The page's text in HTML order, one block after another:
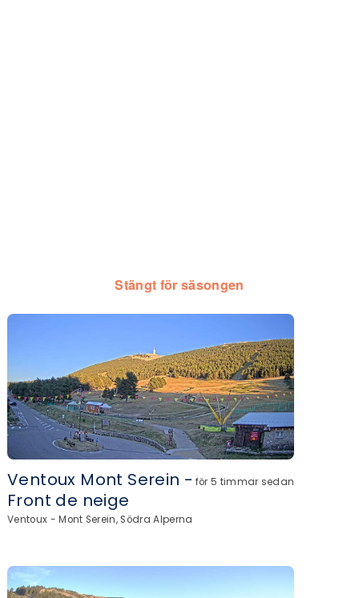
Stängt för säsongen
Ventoux Mont Serein -
Front de neige
för 5 timmar sedan
Ventoux - Mont Serein, Södra Alperna